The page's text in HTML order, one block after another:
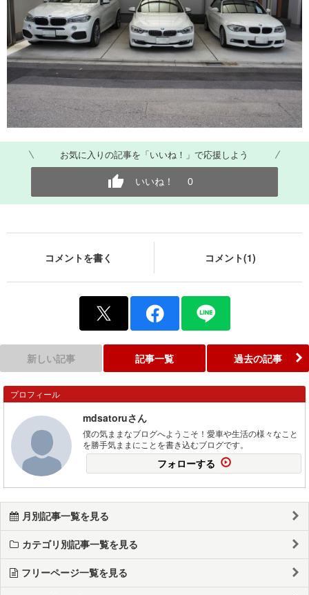
お気に入りの記事を「いいね！」で応援しよう
いいね！ 0
コメントを書く コメント(1)
新しい記事 記事一覧 過去の記事
プロフィール
mdsatoruさん
僕の気ままなブログへようこそ！愛車や生活の様々なこと
を勝手気ままにことを書き込むブログです。
フォローする
月別記事一覧を見る
カテゴリ別記事一覧を見る
フリーページ一覧を見る